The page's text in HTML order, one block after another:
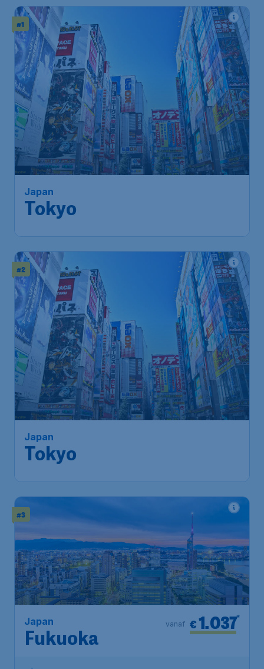
#1
Japan
Tokyo
€929*
vanaf
Tokyo
1u geleden gevonden
#2
Japan
Tokyo
#3
Japan
Fukuoka
€1.037*
vanaf